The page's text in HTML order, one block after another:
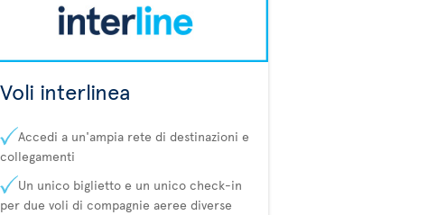
Voli interlinea
Accedi a un'ampia rete di destinazioni e
collegamenti
Un unico biglietto e un unico check-in
per due voli di compagnie aeree diverse